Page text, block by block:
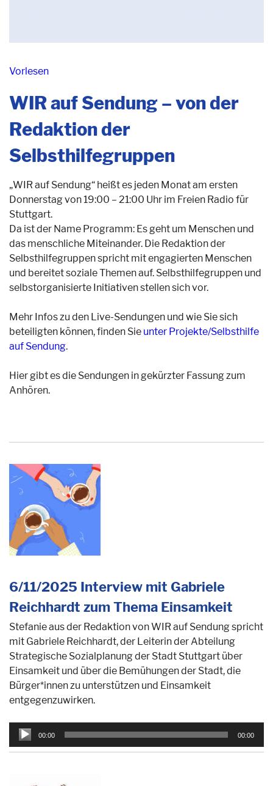
Vorlesen
WIR auf Sendung – von der
Redaktion der
Selbsthilfegruppen
„WIR auf Sendung“ heißt es jeden Monat am ersten
Donnerstag von 19:00 – 21:00 Uhr im Freien Radio für
Stuttgart.
Da ist der Name Programm: Es geht um Menschen und
das menschliche Miteinander. Die Redaktion der
Selbsthilfegruppen spricht mit engagierten Menschen
und bereitet soziale Themen auf. Selbsthilfegruppen und
selbstorganisierte Initiativen stellen sich vor.
Mehr Infos zu den Live-Sendungen und wie Sie sich
beteiligten können, finden Sie unter Projekte/Selbsthilfe
auf Sendung.
Hier gibt es die Sendungen in gekürzter Fassung zum
Anhören.
6/11/2025 Interview mit Gabriele
Reichhardt zum Thema Einsamkeit
Stefanie aus der Redaktion von WIR auf Sendung spricht
mit Gabriele Reichhardt, der Leiterin der Abteilung
Strategische Sozialplanung der Stadt Stuttgart über
Einsamkeit und über die Bemühungen der Stadt, die
Bürger*innen zu unterstützen und Einsamkeit
entgegenzuwirken.
Audio-
Player
00:00 00:00